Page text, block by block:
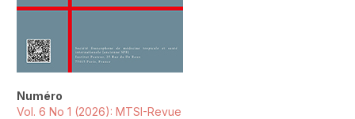
Numéro
Vol. 6 No 1 (2026): MTSI-Revue